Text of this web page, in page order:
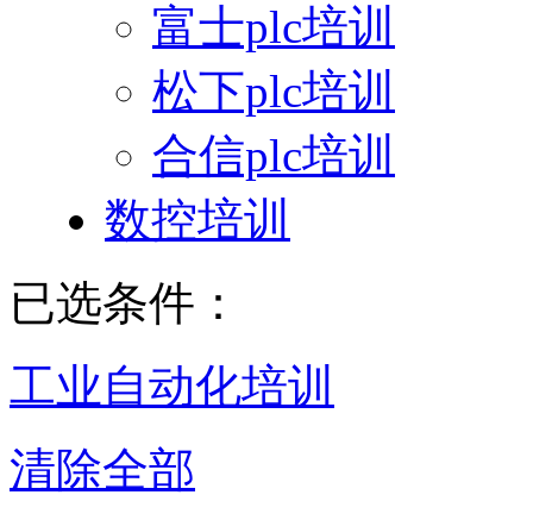
富士plc培训
松下plc培训
合信plc培训
数控培训
已选条件：
工业自动化培训
清除全部